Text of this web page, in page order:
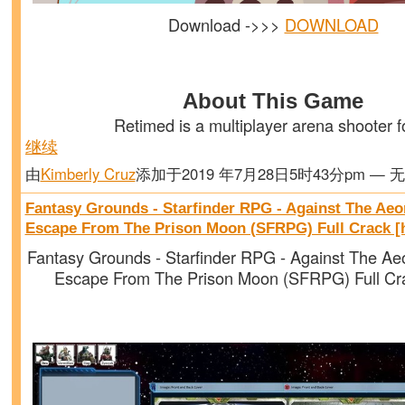
Download ->>> DOWNLOAD
About This Game
Retimed is a multiplayer arena shooter
继续
由Kimberly Cruz添加于2019 年7月28日5时43分pm —
Fantasy Grounds - Starfinder RPG - Against The
Escape From The Prison Moon (SFRPG) Full Crack
Fantasy Grounds - Starfinder RPG - Against The
Escape From The Prison Moon (SFRPG) Full